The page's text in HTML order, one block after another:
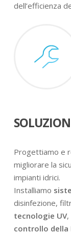
dell’efficienza
Progettiamo e
migliorare la
impianti idrici.
Installiamo
disinfezione,
tecnologie UV,
controllo della